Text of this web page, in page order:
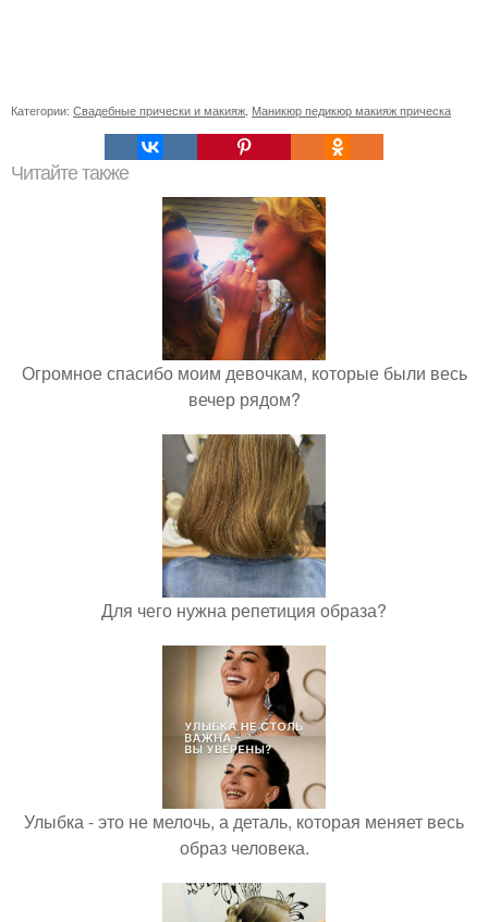
Категории: Свадебные прически и макияж Маникюр педикюр макияж прическа
Читайте также
Огромное спасибо моим девочкам, которые были весь
вечер рядом?
Для чего нужна репетиция образа?
Улыбка - это не мелочь, а деталь, которая меняет весь
образ человека.